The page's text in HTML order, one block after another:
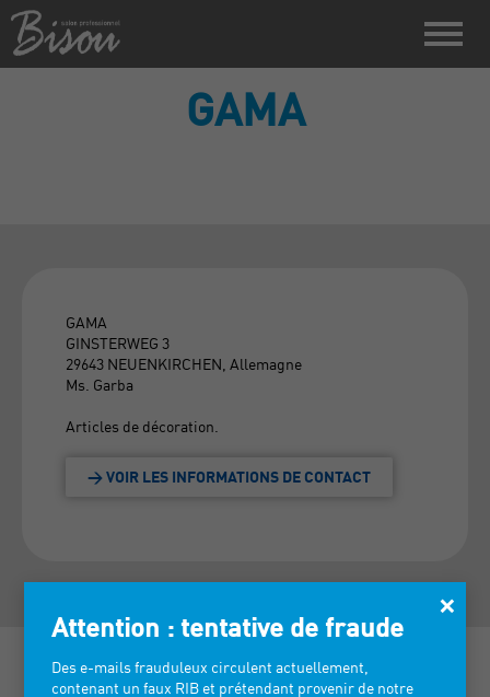
GAMA
GAMA
GINSTERWEG 3
29643 NEUENKIRCHEN, Allemagne
Ms. Garba
Articles de décoration.
> VOIR LES INFORMATIONS DE CONTACT
×
Attention : tentative de fraude
Des e-mails frauduleux circulent actuellement,
contenant un faux RIB et prétendant provenir de notre